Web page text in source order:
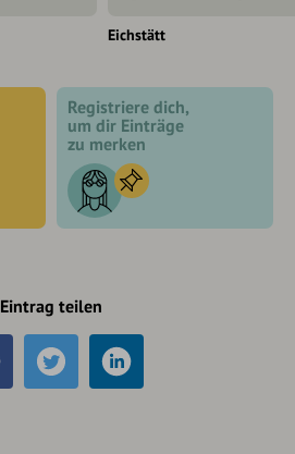
Eichstätt
Registriere dich,
um dir Einträge
zu merken
Eintrag teilen